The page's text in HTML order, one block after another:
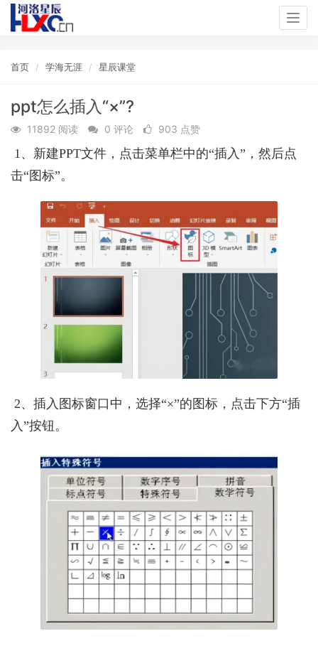
首页 学海无涯 星辰课堂
ppt怎么插入“×”?
11892 阅读 0 评论 903 点赞
1 、新建PPT文件，点击菜单栏中的“插入”，然后点
击“图标”。
2、插入图标窗口中，选择“×”的图标，点击下方“插
入”按钮。